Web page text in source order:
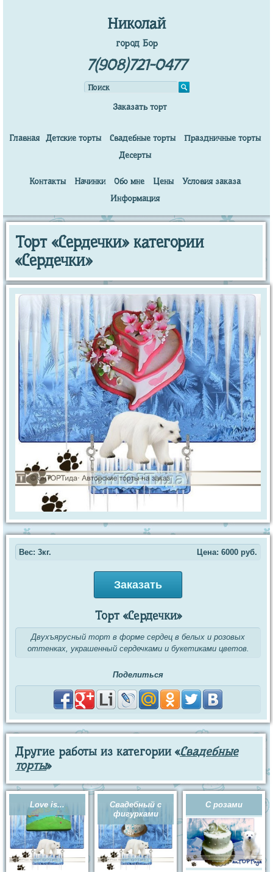
Николай
город Бор
7(908)721-0477
Заказать торт
Главная Детские торты Свадебные торты
Праздничные торты
Десерты
Контакты Начинки Обо мне Цены
Условия заказа
Информация
Торт «Сердечки» категории
«Сердечки»
Вес: 3кг. Цена: 6000 руб.
Заказать
Торт «Сердечки»
Двухъярусный торт в форме сердец в белых и розовых
оттенках, украшенный сердечками и букетиками цветов.
Поделиться
Другие работы из категории «Свадебные
торты»
Love is...
Свадебный с
фигурками
С розами